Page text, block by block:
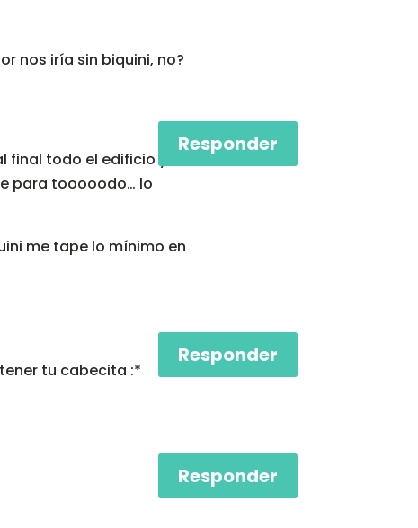
nos iría sin biquini, no?
todo el edificio y
para tooooodo… lo
me tape lo mínimo en
Responder
tu cabecita :*
Responder
Responder